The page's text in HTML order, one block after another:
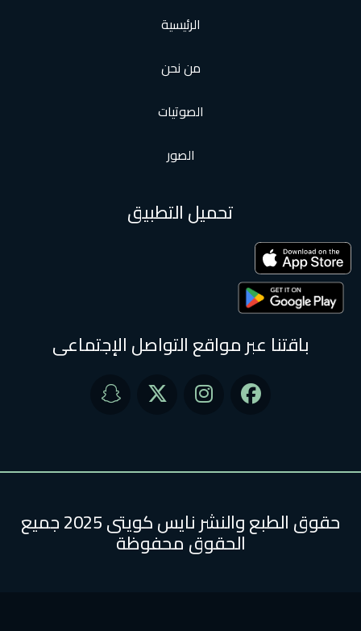
الرئيسية
من نحن
الصوتيات
الصور
تحميل التطبيق
باقتنا عبر مواقع التواصل الإجتماعى
حقوق الطبع والنشر نايس كويتى 2025 جميع
الحقوق محفوظة